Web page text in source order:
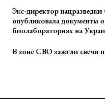
Экс-директор
опубликовала документы о
биолабораториях на
В зоне СВО зажгли свечи